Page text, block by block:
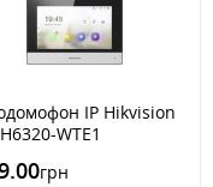
IP Hikvision
WTE1
грн